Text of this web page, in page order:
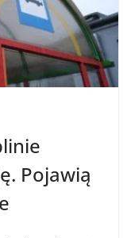
Pojawią